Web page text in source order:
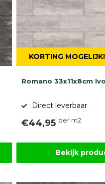
KORTING MOGELIJK!
Romano 33x11x8cm
Direct leverbaar
€44,95 per m2
Bekijk